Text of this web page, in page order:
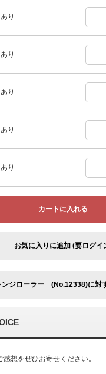
あり
あり
あり
あり
あり
カートに入れる
お気に入りに追加 (要ログイ
ジローラー (No.12338)に対
想をぜひお寄せください。